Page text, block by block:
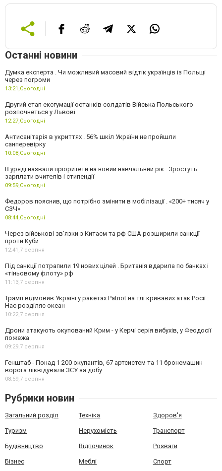
Останні новини
Думка експерта . Чи можливий масовий відтік українців із Польщі
через погроми
13:21,Сьогодні
Другий етап ексгумації останків солдатів Війська Польського
розпочнеться у Львові
12:27,Сьогодні
Антисанітарія в укриттях . 56% шкіл України не пройшли
санперевірку
10:08,Сьогодні
В уряді назвали пріоритети на новий навчальний рік . Зростуть
зарплати вчителів і стипендії
09:59,Сьогодні
Федоров пояснив, що потрібно змінити в мобілізації . «200+ тисяч у
СЗЧ»
08:44,Сьогодні
Через військові зв'язки з Китаєм та рф США розширили санкції
проти Куби
12:41,7 серпня
Під санкції потрапили 19 нових цілей . Британія вдарила по банках і
«тіньовому флоту» рф
11:13,7 серпня
Трамп відмовив Україні у ракетах Patriot на тлі кривавих атак Росії :
Нас розділяє океан
10:22,7 серпня
Дрони атакують окупований Крим - у Керчі серія вибухів, у Феодосії
пожежа
09:29,7 серпня
Генштаб - Понад 1 200 окупантів, 67 артсистем та 11 бронемашин
ворога ліквідували ЗСУ за добу
08:59,7 серпня
Рубрики новин
Загальний розділ Техніка Здоров'я
Туризм Нерухомість Транспорт
Будівництво Відпочинок Розваги
Бізнес Меблі Спорт